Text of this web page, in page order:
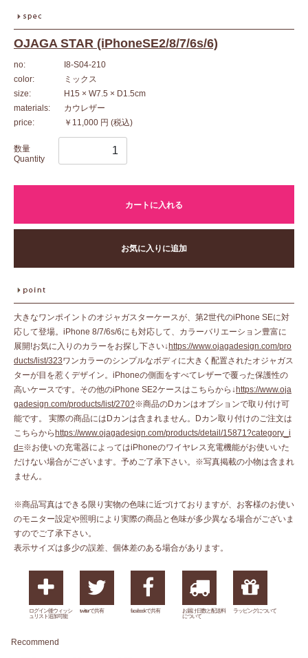
OJAGA STAR (iPhoneSE2/8/7/6s/6)
no:
I8-S04-210
color:
ミックス
size:
H15 × W7.5 × D1.5cm
materials:
カウレザー
price:
￥11,000 円 (税込)
数量
Quantity
カートに入れる
お気に入りに追加
大きなワンポイントのオジャガスターケースが、第2世代のiPhone SEに対
応して登場。iPhone 8/7/6s/6にも対応して、カラーバリエーション豊富に
展開!お気に入りのカラーをお探し下さい↓ https://www.ojagadesign.com/pro
ducts/list/323ワンカラーのシンプルなボディに大きく配置されたオジャガス
ターが目を惹くデザイン。iPhoneの側面をすべてレザーで覆った保護性の
高いケースです。その他のiPhone SE2ケースはこちらから↓ https://www.oja
gadesign.com/products/list/270?※商品のDカンはオプションで取り付け可
能です。 実際の商品にはDカンは含まれません。Dカン取り付けのご注文は
こちらから https://www.ojagadesign.com/products/detail/15871?category_i
d=※お使いの充電器によってはiPhoneのワイヤレス充電機能がお使いいた
だけない場合がございます。予めご了承下さい。※写真掲載の小物は含まれ
ません。
※商品写真はできる限り実物の色味に近づけておりますが、お客様のお使い
のモニター設定や照明により実際の商品と色味が多少異なる場合がございま
すのでご了承下さい。
表示サイズは多少の誤差、個体差のある場合があります。
ログイン後ウィッシ
ュリスト追加可能
twitterで共有 facebookで共有
お届け日数と配送料
について
ラッピングについて
Recommend